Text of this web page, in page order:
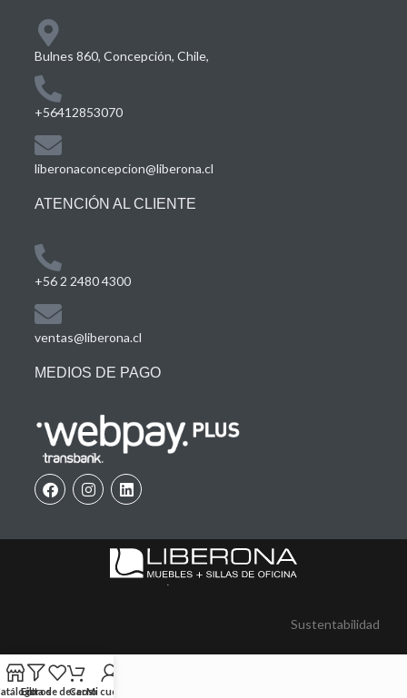
Bulnes 860, Concepción, Chile,
+56412853070
liberonaconcepcion@liberona.cl
ATENCIÓN AL CLIENTE
+56 2 2480 4300
ventas@liberona.cl
MEDIOS DE PAGO
Sustentabilidad
Filtros
Lista de deseos
CarroMi cuenta